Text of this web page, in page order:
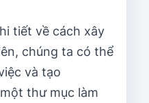
tiết về cách xây
chúng ta có thể
và tạo
thư mục làm